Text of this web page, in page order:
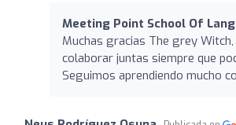
Meeting Point School Of
Muchas gracias The grey
colaborar juntas siempre que
Seguimos aprendiendo mucho